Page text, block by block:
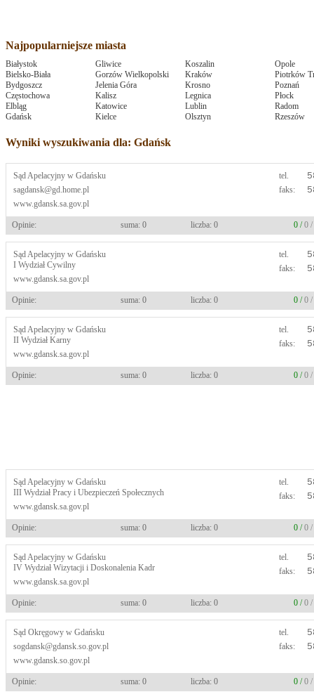
Najpopularniejsze miasta
Białystok
Bielsko-Biała
Bydgoszcz
Częstochowa
Elbląg
Gdańsk
Gliwice
Gorzów Wielkopolski
Jelenia Góra
Kalisz
Katowice
Kielce
Koszalin
Kraków
Krosno
Legnica
Lublin
Olsztyn
Opole
Piotrków
Poznań
Płock
Radom
Rzeszów
Wyniki wyszukiwania dla: Gdańsk
Sąd Apelacyjny w Gdańsku
sagdansk@gd.home.pl
www.gdansk.sa.gov.pl
tel.
faks:
Opinie: suma: 0 liczba: 0 0 /0 /
Sąd Apelacyjny w Gdańsku
I Wydział Cywilny
www.gdansk.sa.gov.pl
tel.
faks:
Opinie: suma: 0 liczba: 0 0 /0 /
Sąd Apelacyjny w Gdańsku
II Wydział Karny
www.gdansk.sa.gov.pl
tel.
faks:
Opinie: suma: 0 liczba: 0 0 /0 /
Sąd Apelacyjny w Gdańsku
III Wydział Pracy i Ubezpieczeń Społecznych
www.gdansk.sa.gov.pl
tel.
faks:
Opinie: suma: 0 liczba: 0 0 /0 /
Sąd Apelacyjny w Gdańsku
IV Wydział Wizytacji i Doskonalenia Kadr
www.gdansk.sa.gov.pl
tel.
faks:
Opinie: suma: 0 liczba: 0 0 /0 /
Sąd Okręgowy w Gdańsku
sogdansk@gdansk.so.gov.pl
www.gdansk.so.gov.pl
tel.
faks:
Opinie: suma: 0 liczba: 0 0 /0 /